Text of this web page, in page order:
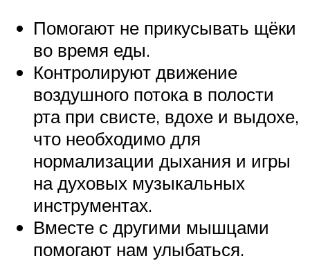
Помогают не прикусывать щёки
во время еды.
Контролируют движение
воздушного потока в полости
рта при свисте, вдохе и выдохе,
что необходимо для
нормализации дыхания и игры
на духовых музыкальных
инструментах.
Вместе с другими мышцами
помогают нам улыбаться.